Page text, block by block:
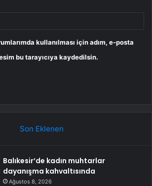
kullanılması için adım, e-posta
bu tarayıcıya kaydedilsin.
Son Eklenen
Balıkesir’de kadın muhtarlar
dayanışma kahvaltısında
Ağustos 8, 2026